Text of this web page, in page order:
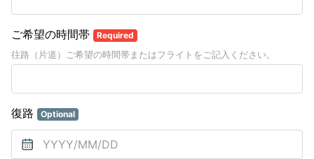
ご希望の時間帯 Required
往路（片道）ご希望の時間帯またはフライトをご記入ください。
復路 Optional